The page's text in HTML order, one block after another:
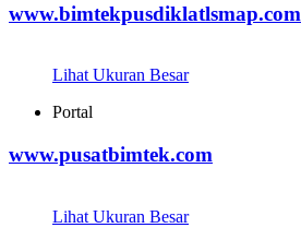
www.bimtekpusdiklatlsmap.com
Lihat Ukuran Besar
Portal
www.pusatbimtek.com
Lihat Ukuran Besar